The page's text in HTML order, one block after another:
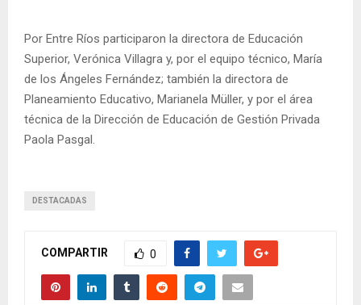
Por Entre Ríos participaron la directora de Educación
Superior, Verónica Villagra y, por el equipo técnico, María
de los Ángeles Fernández; también la directora de
Planeamiento Educativo, Marianela Müller, y por el área
técnica de la Dirección de Educación de Gestión Privada
Paola Pasgal.
DESTACADAS
COMPARTIR 0